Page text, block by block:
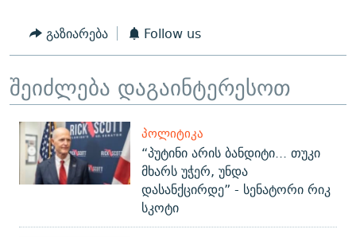
გაზიარება Follow us
შეიძლება დაგაინტერესოთ
ᲞᲝᲚᲘᲢᲘᲙᲐ
“პუტინი არის ბანდიტი... თუკი
მხარს უჭერ, უნდა
დასანქცირდე” - სენატორი რიკ
სკოტი